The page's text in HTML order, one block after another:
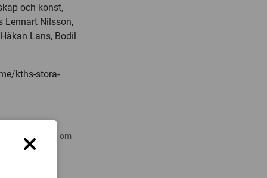
och konst,
Lennart Nilsson,
Lans, Bodil
kths-stora-
forskning om